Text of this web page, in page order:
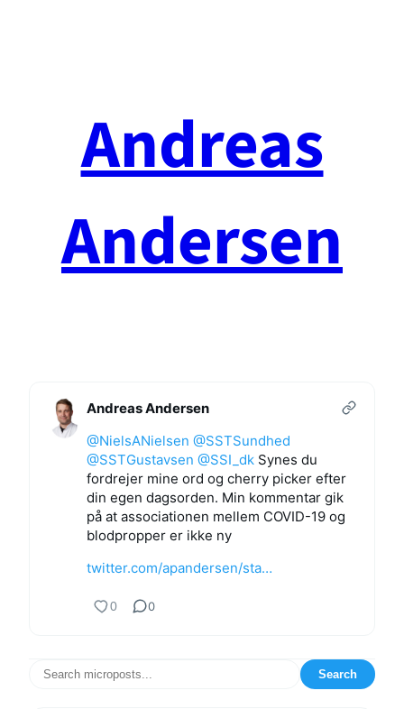
Andreas
Andersen
Andreas Andersen
@NielsANielsen @SSTSundhed
@SSTGustavsen @SSI_dk Synes du
fordrejer mine ord og cherry picker efter
din egen dagsorden. Min kommentar gik
på at associationen mellem COVID-19 og
blodpropper er ikke ny
twitter.com/apandersen/sta…
0 0
Search